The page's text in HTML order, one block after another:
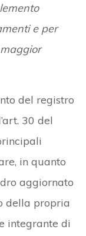
e per
del registro
30 del
in quanto
aggiornato
della propria
integrante di